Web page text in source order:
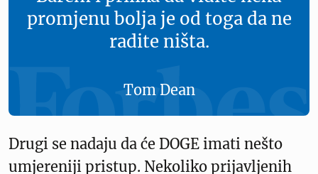
promjenu bolja je od toga da ne
radite ništa.
Tom Dean
Drugi se nadaju da će DOGE imati nešto
umjereniji pristup. Nekoliko prijavljenih